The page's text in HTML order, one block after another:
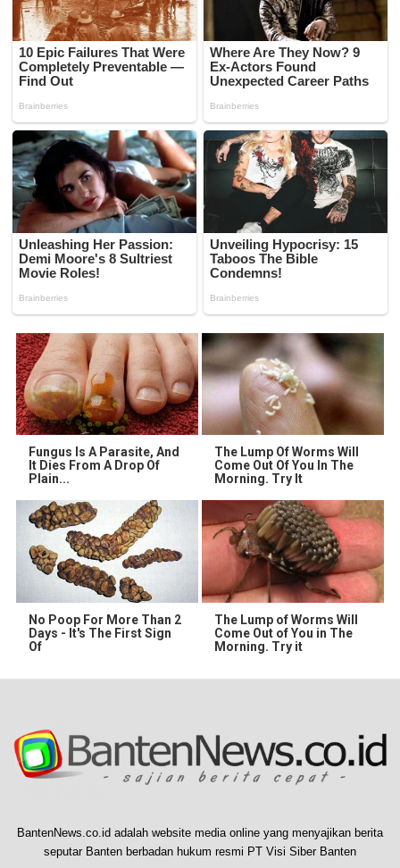
Fungus Is A Parasite, And
It Dies From A Drop Of
Plain...
The Lump Of Worms Will
Come Out Of You In The
Morning. Try It
No Poop For More Than 2
Days - It's The First Sign
Of
The Lump of Worms Will
Come Out of You in The
Morning. Try it
BantenNews.co.id adalah website media online yang menyajikan berita
seputar Banten berbadan hukum resmi PT Visi Siber Banten